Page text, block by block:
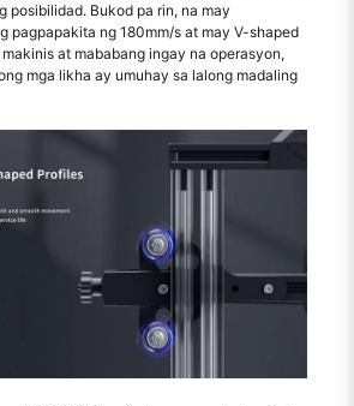
posibilidad. Bukod pa rin, na may
pagpapakita ng 180mm/s at may V-shaped
at mababang ingay na operasyon,
mga likha ay umuhay sa lalong madaling